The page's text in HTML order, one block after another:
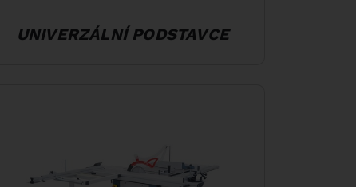
UNIVERZÁLNÍ PODSTAVCE